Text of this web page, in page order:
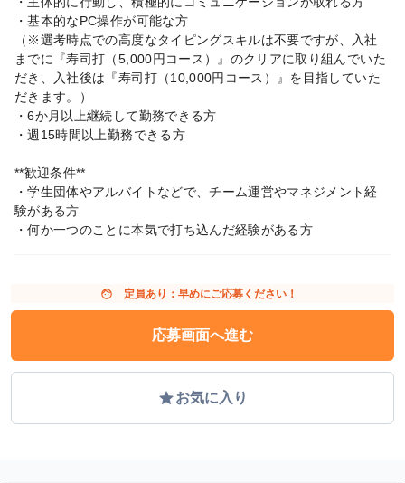
・基本的なPC操作が可能な方
（※選考時点での高度なタイピングスキルは不要ですが、入社
までに『寿司打（5,000円コース）』のクリアに取り組んでいた
だき、入社後は『寿司打（10,000円コース）』を目指していた
だきます。）
・6か月以上継続して勤務できる方
・週15時間以上勤務できる方
**歓迎条件**
・学生団体やアルバイトなどで、チーム運営やマネジメント経
験がある方
・何か一つのことに本気で打ち込んだ経験がある方
face 定員あり：早めにご応募ください！
応募画面へ進む
gradeお気に入り